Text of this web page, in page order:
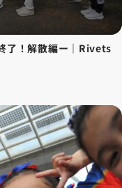
了！解散編ー｜Rivets